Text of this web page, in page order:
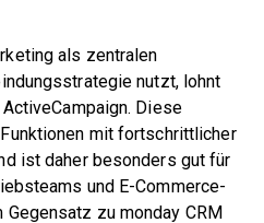
als zentralen
nutzt, lohnt
Diese
mit fortschrittlicher
ist daher besonders gut für
und E-Commerce-
zu monday CRM